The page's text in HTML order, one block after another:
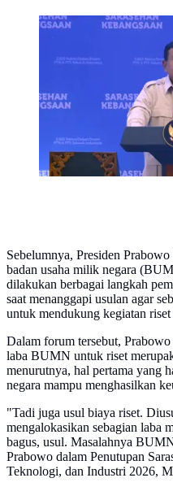
Presiden Prabowo
Sarasehan Kebangsaan
Industri Indonesia
Sebelumnya, Presiden
badan usaha milik negara
dilakukan berbagai langkah
saat menanggapi usulan agar
untuk mendukung kegiatan
Dalam forum tersebut,
laba BUMN untuk riset
menurutnya, hal pertama yang
negara mampu menghasilkan
"Tadi juga usul biaya riset.
mengalokasikan sebagian laba
bagus, usul. Masalahnya
Prabowo dalam Penutupan
Teknologi, dan Industri 2026,